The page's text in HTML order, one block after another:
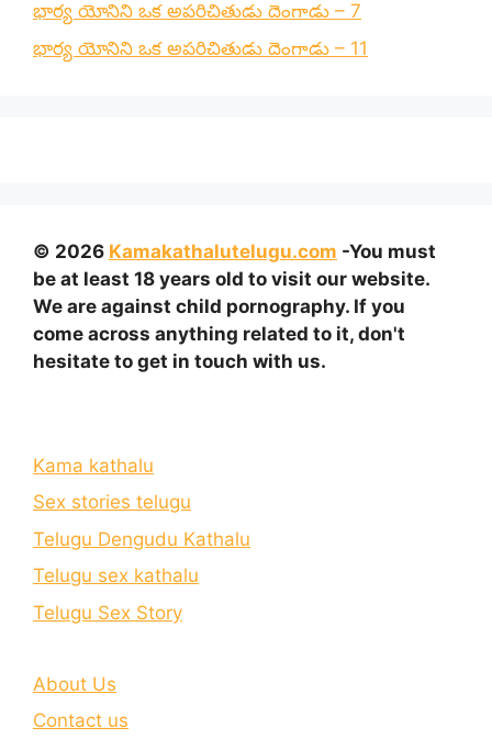
భార్య యోనిని ఒక అపరిచితుడు దెంగాడు – 7
భార్య యోనిని ఒక అపరిచితుడు దెంగాడు – 11
© 2026 Kamakathalutelugu.com -You must
be at least 18 years old to visit our website.
We are against child pornography. If you
come across anything related to it, don't
hesitate to get in touch with us.
Kama kathalu
Sex stories telugu
Telugu Dengudu Kathalu
Telugu sex kathalu
Telugu Sex Story
About Us
Contact us